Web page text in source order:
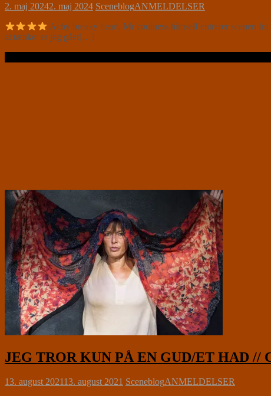
2. maj 20242. maj 2024 SceneblogANMELDELSER
Achy breaky heart. Mr coolness himself entrerer scenen
at tænke; er jeg gået[…]
JEG TROR KUN PÅ EN GUD/ET HAD //
13. august 202113. august 2021 SceneblogANMELDELSER